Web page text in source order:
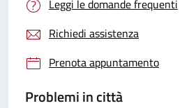
Leggi le domande frequenti
Richiedi assistenza
Prenota appuntamento
Problemi in città